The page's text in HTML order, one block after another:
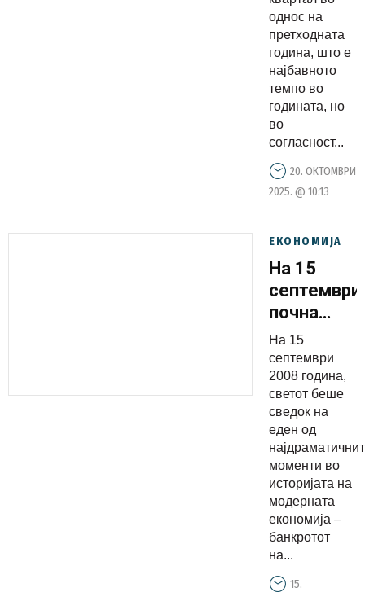
однос на
претходната
година, што е
најбавното
темпо во
годината, но
во
согласност...
20. ОКТОМВРИ
2025. @ 10:13
ЕКОНОМИЈА
На 15
септември
почна
криза во
модерната
економија
На 15
септември
2008 година,
светот беше
сведок на
еден од
моменти во
историјата на
модерната
економија –
банкротот
на...
15.